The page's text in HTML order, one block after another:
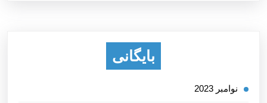
بایگانی
نوامبر 2023